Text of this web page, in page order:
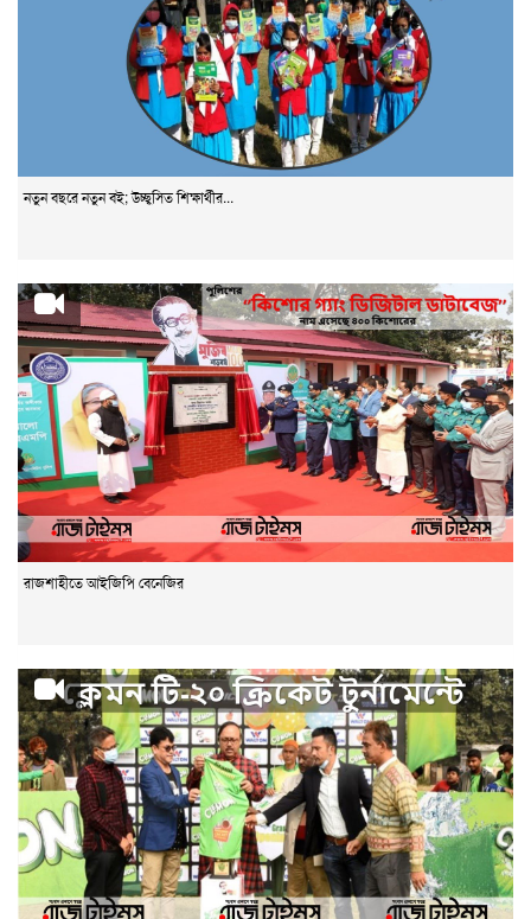
নতুন বছরে নতুন বই; উচ্ছ্বসিত শিক্ষার্থীর...
রাজশাহীতে আইজিপি বেনেজির